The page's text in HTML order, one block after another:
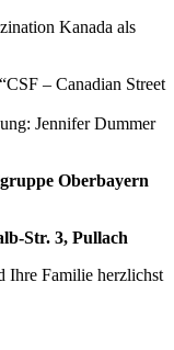
Kanada als
– Canadian Street
Jennifer Dummer
Oberbayern
Str. 3, Pullach
Ihre Familie herzlichst